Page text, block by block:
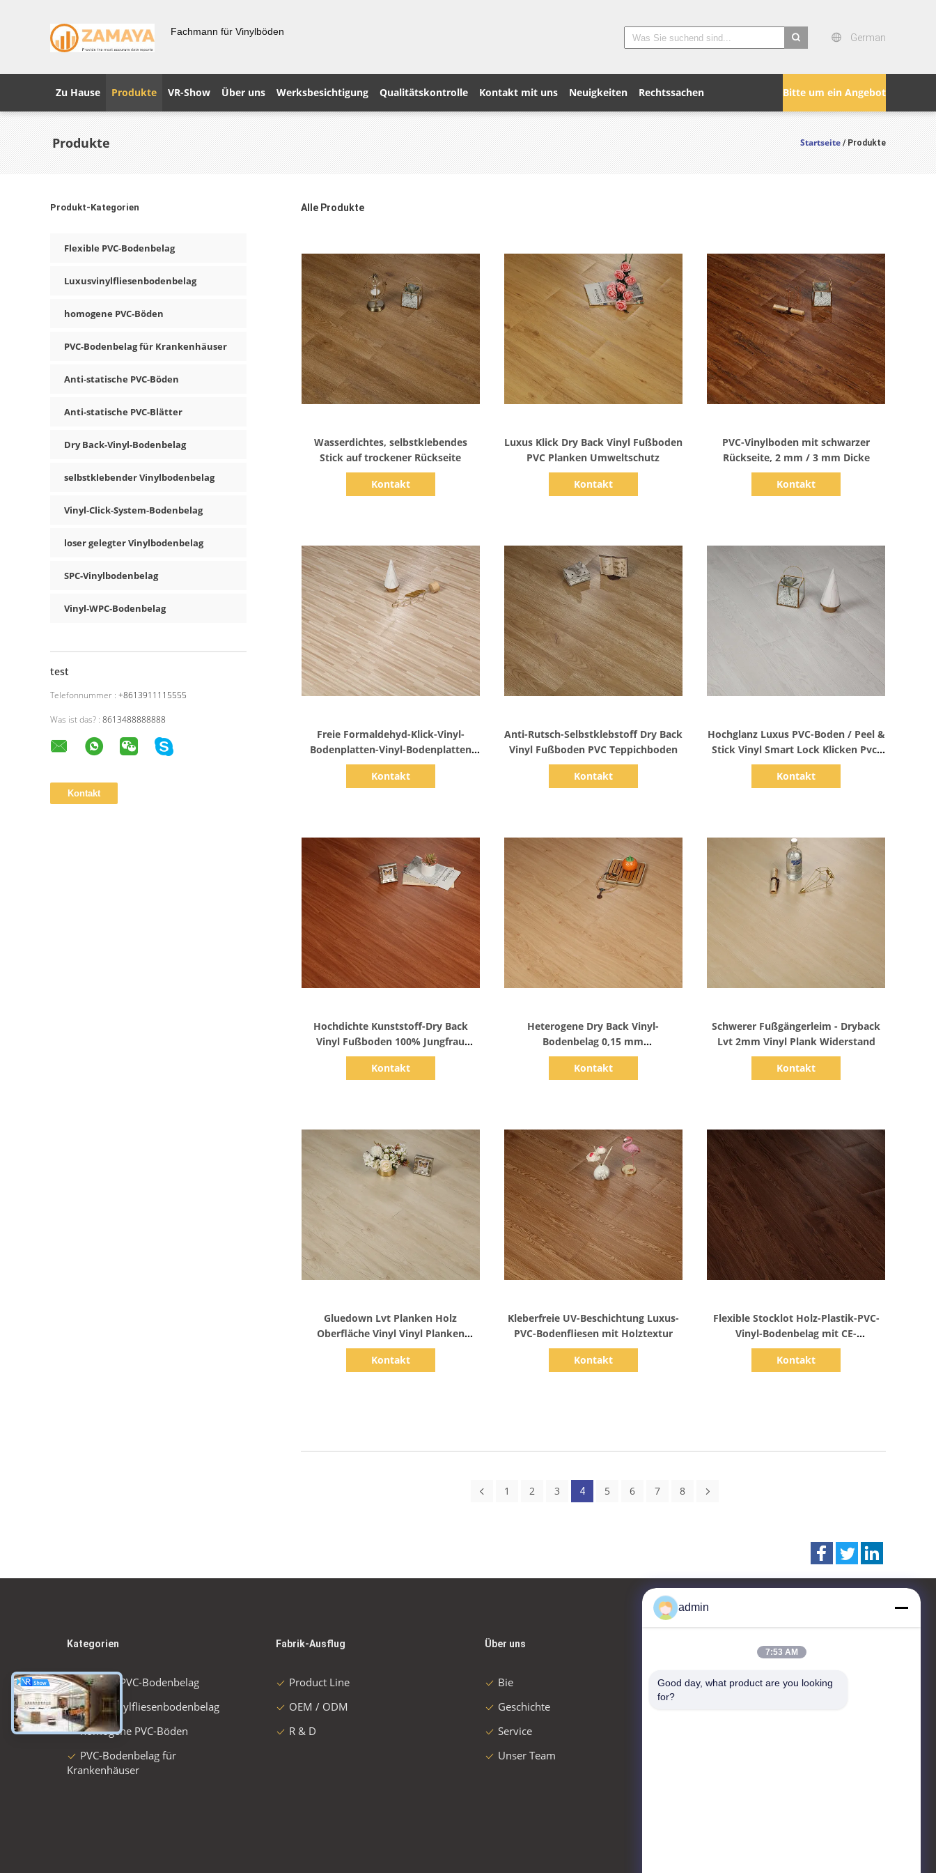
Fachmann für Vinylböden
German
Bitte um ein Angebot
Zu Hause Produkte VR-Show Über uns Werksbesichtigung Qualitätskontrolle Kontakt mit uns Neuigkeiten Rechtssachen
Produkte Startseite / Produkte
Produkt-Kategorien
Flexible PVC-Bodenbelag
Luxusvinylfliesenbodenbelag
homogene PVC-Böden
PVC-Bodenbelag für Krankenhäuser
Anti-statische PVC-Böden
Anti-statische PVC-Blätter
Dry Back-Vinyl-Bodenbelag
selbstklebender Vinylbodenbelag
Vinyl-Click-System-Bodenbelag
loser gelegter Vinylbodenbelag
SPC-Vinylbodenbelag
Vinyl-WPC-Bodenbelag
test
Telefonnummer : +8613911115555
Was ist das? : 8613488888888
Alle Produkte
Wasserdichtes, selbstklebendes
Stick auf trockener Rückseite
Kontakt
Luxus Klick Dry Back Vinyl Fußboden
PVC Planken Umweltschutz
Kontakt
PVC-Vinylboden mit schwarzer
Rückseite, 2 mm / 3 mm Dicke
Kontakt
Freie Formaldehyd-Klick-Vinyl-
Bodenplatten-Vinyl-Bodenplatten
mit Glasfaser
Kontakt
Anti-Rutsch-Selbstklebstoff Dry Back
Vinyl Fußboden PVC Teppichboden
Kontakt
Hochglanz Luxus PVC-Boden / Peel &
Stick Vinyl Smart Lock Klicken Pvc-
Boden
Kontakt
Hochdichte Kunststoff-Dry Back
Vinyl Fußboden 100% Jungfrau
Material
Kontakt
Heterogene Dry Back Vinyl-
Bodenbelag 0,15 mm
Verschleißschicht für eine lange
Lebensdauer
Kontakt
Schwerer Fußgängerleim - Dryback
Lvt 2mm Vinyl Plank Widerstand
Kontakt
Gluedown Lvt Planken Holz
Oberfläche Vinyl Vinyl Planken
bedecken 6 x 36 Zoll
Kontakt
Kleberfreie UV-Beschichtung Luxus-
PVC-Bodenfliesen mit Holztextur
Kontakt
Flexible Stocklot Holz-Plastik-PVC-
Vinyl-Bodenbelag mit CE-
Zertifizierung
Kontakt
1 2 3 4 5 6 7 8
Kategorien
Flexible PVC-Bodenbelag
Luxusvinylfliesenbodenbelag
homogene PVC-Böden
PVC-Bodenbelag für
Krankenhäuser
Fabrik-Ausflug
Product Line
OEM / ODM
R & D
Über uns
Bie
Geschichte
Service
Unser Team
JIANGSU ESTY BUILDING
MATERIALS CO.,LTD
admin
7:53 AM
Good day, what product are you looking
for?